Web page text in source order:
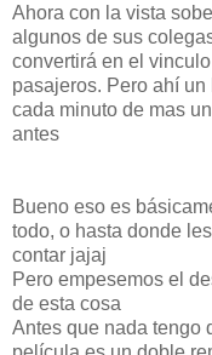
Ahora con la vista
algunos de sus
convertirá en el
pasajeros. Pero ahí
cada minuto de mas
antes
Bueno eso es
todo, o hasta donde
contar jajaj
Pero empesemos el
de esta cosa
Antes que nada tengo